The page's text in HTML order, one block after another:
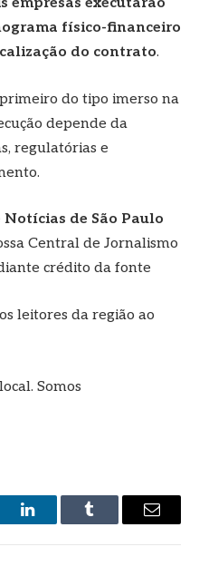
empresas executarão
físico-financeiro
do contrato.
do tipo imerso na
depende da
regulatórias e
Notícias de São Paulo
Central de Jornalismo
crédito da fonte
leitores da região ao
Somos
LinkedInTumblr
E-